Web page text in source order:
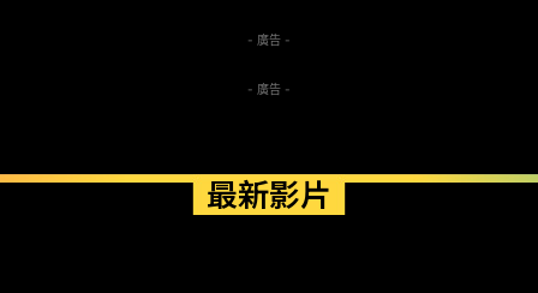
- 廣告 -
- 廣告 -
最新影片